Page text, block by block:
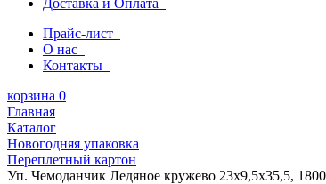
Доставка и Оплата
Прайс-лист
О нас
Контакты
корзина 0
Главная
Каталог
Новогодняя упаковка
Переплетный картон
Уп. Чемоданчик Ледяное кружево 23х9,5х35,5,